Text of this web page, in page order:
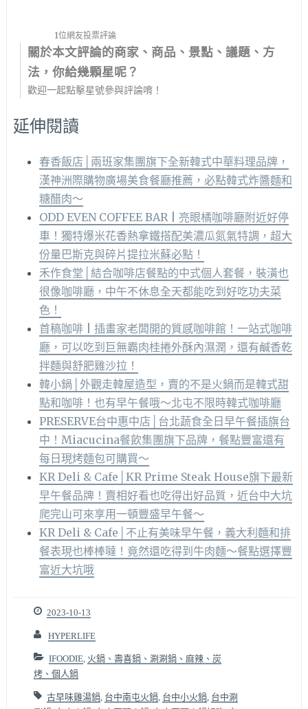
1位網友投票評論
關於本文評論的商家、商品、景點、議題、方
法，你給幾顆星呢？
歡迎一起點擊星號參與評論唷！
延伸閱讀
春香飯店│兩班家集團旗下全新韓式中華料理品牌，
漢神洲際購物廣場美食餐廳推薦，必點韓式炸醬麵和
糖醋肉～
ODD EVEN COFFEE BAR | 亮眼橘咖啡廳附近好停
車！獨特爆米花香熱拿鐵搭配美濃瓜氮氣特調，超大
份量巴斯克與碎片提拉米蘇必點！
禾作食堂│結合咖啡店餐點的中式個人套餐，裝潢也
很像咖啡廳，中午不休息全天都能吃到好吃功夫菜
色！
首稿咖啡 | 插畫家老闆開的質感咖啡館！一站式咖啡
廳，可以吃到巨無霸肉桂捲外酥內濕潤，還有鹹香乾
拌麵與舒肥雞沙拉！
韓小鍋│外觀走韓屋造型，賣的不是火鍋而是韓式甜
點和咖啡！也有早午餐哦～北屯不限時韓式咖啡廳
PRESERVE台中惠中店│台北蔬食全日早午餐插旗台
中！Miacucina餐飲集團旗下品牌，餐點豐富還有
每日現烤麵包可購買～
KR Deli & Cafe│KR Prime Steak House旗下最新
早午餐品牌！賣相好看也吃得出好品質，近台中大坑
爬完山可來享用一頓豐盛早午餐～
KR Deli & Cafe│不止有美味早午餐，義大利麵和排
餐表現也棒棒噠！竟然還吃得到牛肉麵～餐點選擇豐
富近大坑哦
2023-10-13
HYPERLIFE
IFOODIE, 火鍋、壽喜鍋、涮涮鍋、麻辣、炭
烤、個人鍋
古早味雞湯鍋, 台中南屯火鍋, 台中小火鍋, 台中涮